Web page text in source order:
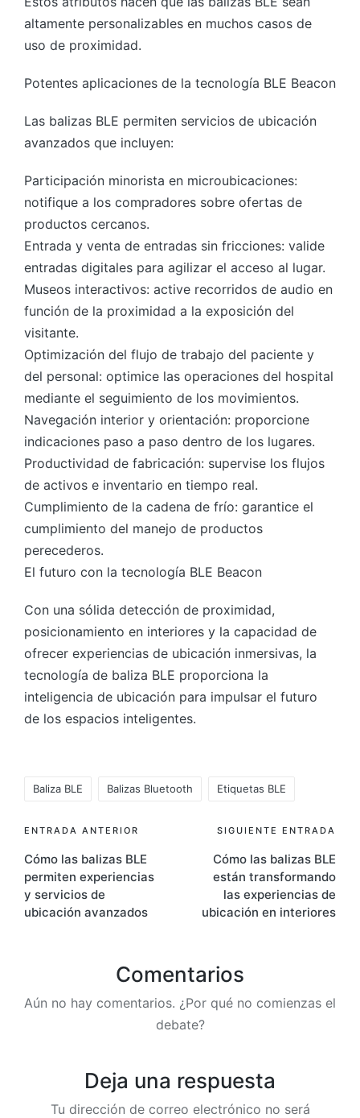
altamente personalizables en muchos casos de
uso de proximidad.
Potentes aplicaciones de la tecnología BLE Beacon
Las balizas BLE permiten servicios de ubicación
avanzados que incluyen:
Participación minorista en microubicaciones:
notifique a los compradores sobre ofertas de
productos cercanos.
Entrada y venta de entradas sin fricciones: valide
entradas digitales para agilizar el acceso al lugar.
Museos interactivos: active recorridos de audio en
función de la proximidad a la exposición del
visitante.
Optimización del flujo de trabajo del paciente y
del personal: optimice las operaciones del hospital
mediante el seguimiento de los movimientos.
Navegación interior y orientación: proporcione
indicaciones paso a paso dentro de los lugares.
Productividad de fabricación: supervise los flujos
de activos e inventario en tiempo real.
Cumplimiento de la cadena de frío: garantice el
cumplimiento del manejo de productos
perecederos.
El futuro con la tecnología BLE Beacon
Con una sólida detección de proximidad,
posicionamiento en interiores y la capacidad de
ofrecer experiencias de ubicación inmersivas, la
tecnología de baliza BLE proporciona la
inteligencia de ubicación para impulsar el futuro
de los espacios inteligentes.
Baliza BLE Balizas Bluetooth Etiquetas BLE
Navegación
de
entradas
ENTRADA ANTERIOR
Cómo las balizas BLE
permiten experiencias
y servicios de
ubicación avanzados
SIGUIENTE ENTRADA
Cómo las balizas BLE
están transformando
las experiencias de
ubicación en interiores
Comentarios
Aún no hay comentarios. ¿Por qué no comienzas el
debate?
Deja una respuesta
Tu dirección de correo electrónico no será